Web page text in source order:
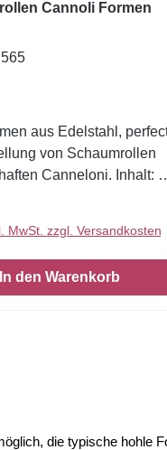
Cannoli Formen
aus Edelstahl,
von Schaumrollen
Canneloni. Inhalt: 6
2 cm
Preis:
MwSt. zzgl. Versandkosten
In den Warenkorb
die typische hohle